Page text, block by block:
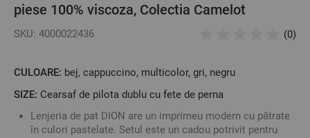
piese 100% viscoza, Colectia Camelot
SKU: 4000022436 (0)
CULOARE: bej, cappuccino, multicolor, gri, negru
SIZE: Cearsaf de pilota dublu cu fete de perna
Lenjeria de pat DION are un imprimeu modern cu pătrate
în culori pastelate. Setul este un cadou potrivit pentru